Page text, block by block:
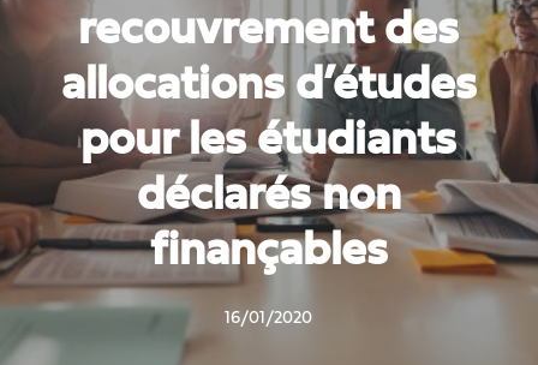
recouvrement des
allocations d’études
pour les étudiants
déclarés non
finançables
16/01/2020